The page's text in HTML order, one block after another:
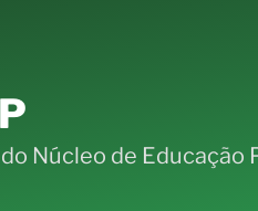
Núcleo de Educação